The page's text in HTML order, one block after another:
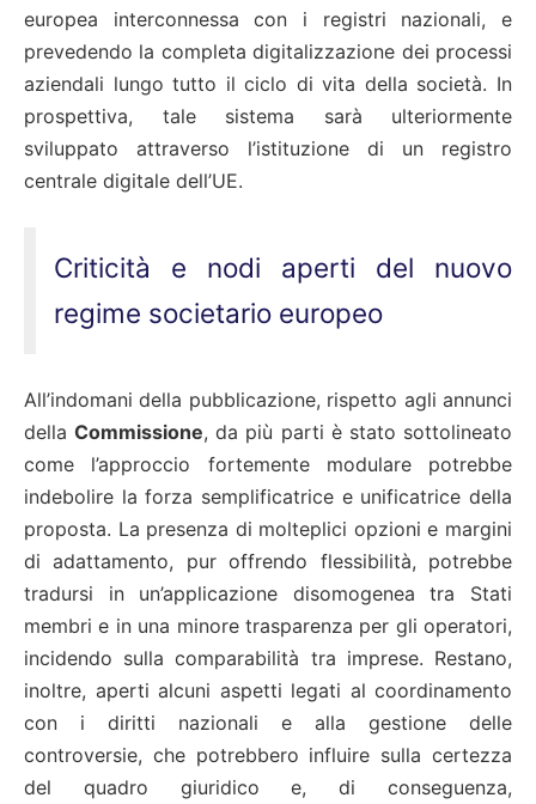
europea interconnessa con i registri nazionali, e
prevedendo la completa digitalizzazione dei processi
aziendali lungo tutto il ciclo di vita della società. In
prospettiva, tale sistema sarà ulteriormente
sviluppato attraverso l’istituzione di un registro
centrale digitale dell’UE.
Criticità e nodi aperti del nuovo
regime societario europeo
All’indomani della pubblicazione, rispetto agli annunci
dellaCommissione, da più parti è stato sottolineato
come l’approccio fortemente modulare potrebbe
indebolire la forza semplificatrice e unificatrice della
proposta. La presenza di molteplici opzioni e margini
di adattamento, pur offrendo flessibilità, potrebbe
tradursi in un’applicazione disomogenea tra Stati
membri e in una minore trasparenza per gli operatori,
incidendo sulla comparabilità tra imprese. Restano,
inoltre, aperti alcuni aspetti legati al coordinamento
con i diritti nazionali e alla gestione delle
controversie, che potrebbero influire sulla certezza
del quadro giuridico e, di conseguenza,